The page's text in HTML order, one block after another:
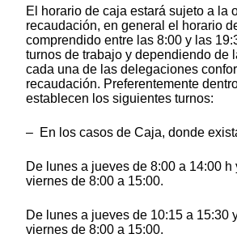
El horario de caja estará sujeto a la
recaudación, en general el horario
comprendido entre las 8:00 y las
turnos de trabajo y dependiendo de
cada una de las delegaciones
recaudación. Preferentemente
establecen los siguientes turnos:
– En los casos de Caja, donde
De lunes a jueves de 8:00 a 14:00 h
viernes de 8:00 a 15:00.
De lunes a jueves de 10:15 a 15:30
viernes de 8:00 a 15:00.